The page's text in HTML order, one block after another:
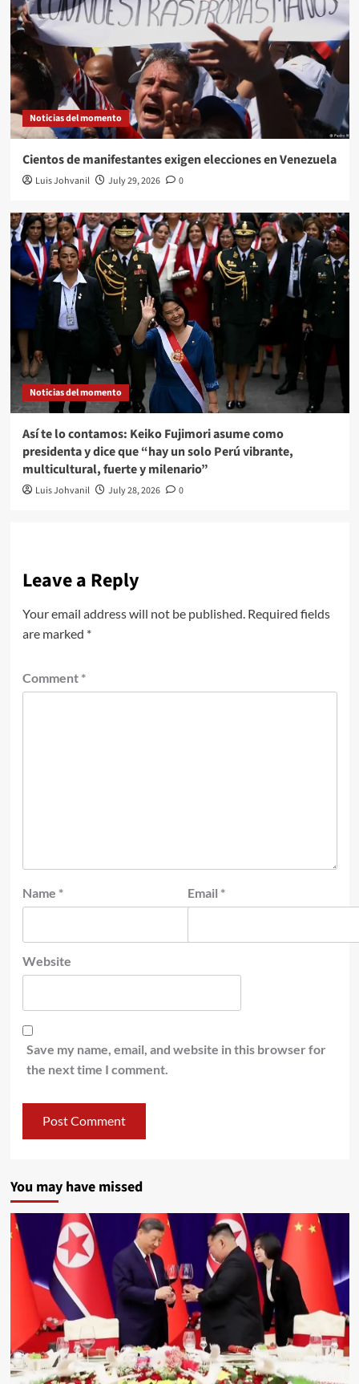
Noticias del momento
Cientos de manifestantes exigen elecciones en Venezuela
Luis Johvanil July 29, 2026 0
Noticias del momento
Así te lo contamos: Keiko Fujimori asume como
presidenta y dice que “hay un solo Perú vibrante,
multicultural, fuerte y milenario”
Luis Johvanil July 28, 2026 0
Leave a Reply
Your email address will not be published. Required fields
are marked *
Comment *
Name * Email *
Website
Save my name, email, and website in this browser for
the next time I comment.
You may have missed